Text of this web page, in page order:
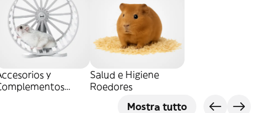
y
Salud e Higiene
Roedores
Mostra tutto